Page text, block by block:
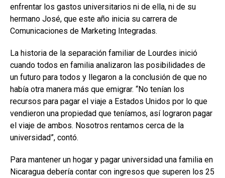
enfrentar los gastos universitarios ni de ella, ni de su
hermano José, que este año inicia su carrera de
Comunicaciones de Marketing Integradas.
La historia de la separación familiar de Lourdes inició
cuando todos en familia analizaron las posibilidades de
un futuro para todos y llegaron a la conclusión de que no
había otra manera más que emigrar. “No tenían los
recursos para pagar el viaje a Estados Unidos por lo que
vendieron una propiedad que teníamos, así lograron pagar
el viaje de ambos. Nosotros rentamos cerca de la
universidad”, contó.
Para mantener un hogar y pagar universidad una familia en
Nicaragua debería contar con ingresos que superen los 25